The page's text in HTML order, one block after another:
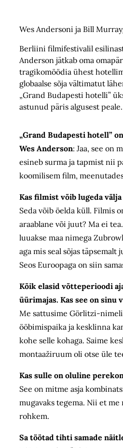
Wes Andersoni ja Bill
Berliini filmifestivalil
Anderson jätkab oma
tragikomöödia ühest
globaalse sõja vältimatut
„Grand Budapesti hotelli”
astunud päris algusest peale.
„Grand Budapesti hotell”
Wes Anderson: Jaa, see on
esineb surma ja tapmist nii
koomilisem film,
Kas filmist võib lugeda
Seda võib öelda küll. Filmis
araablane või juut? Ma ei
luuakse maa nimega
aga mis seal sõjas täpsemalt
Seos Euroopaga on siin
Kõik elasid võtteperioodi
üürimajas. Kas see on sinu
Me sattusime Görlitzi-
ööbimispaika ja kesklinna
kohe selle kohaga. Saime
montaažiruum oli otse üle
Kas sulle on oluline
See on mitme asja
mugavaks tegema. Nii et me
rohkem.
Sa töötad tihti samade